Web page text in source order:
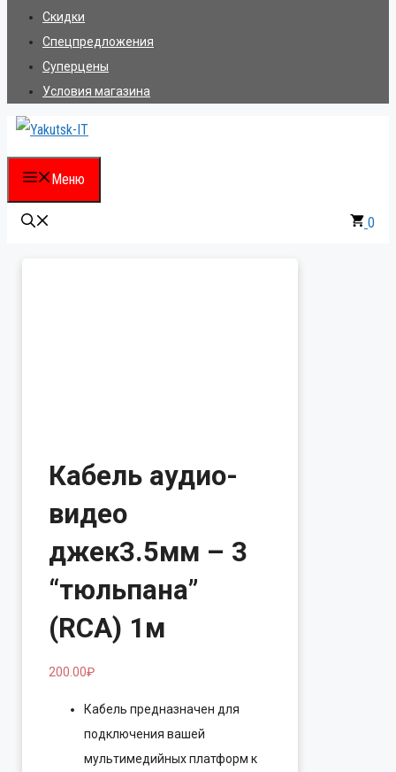
Скидки
Спецпредложения
Суперцены
Условия магазина
Меню
0
Кабель аудио-
видео
джек3.5мм – 3
“тюльпана”
(RCA) 1м
200.00₽
Кабель предназначен для
подключения вашей
мультимедийных платформ к